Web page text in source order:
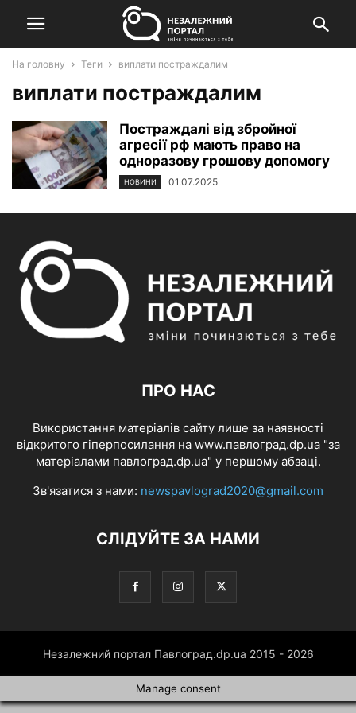
На головну Теги виплати постраждалим
виплати постраждалим
Постраждалі від збройної
агресії рф мають право на
одноразову грошову допомогу
НОВИНИ 01.07.2025
ПРО НАС
Використання матеріалів сайту лише за наявності
відкритого гіперпосилання на www.павлоград.dp.ua "за
матеріалами павлоград.dp.ua" у першому абзаці.
Зв'язатися з нами: newspavlograd2020@gmail.com
СЛІДУЙТЕ ЗА НАМИ
Незалежний портал Павлоград.dp.ua 2015 - 2026
Manage consent